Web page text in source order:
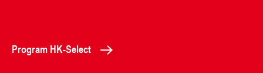
Program HK-Select